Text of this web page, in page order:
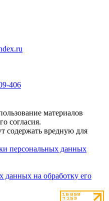
406
материалов
согласия.
содержать вредную для
персональных данных
данных на обработку его